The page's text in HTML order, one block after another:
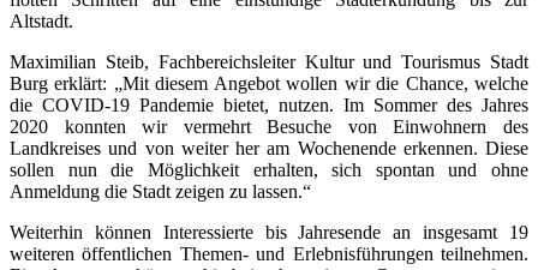
Altstadt.
Maximilian Steib, Fachbereichsleiter Kultur und Tourismus Stadt
Burg erklärt: „Mit diesem Angebot wollen wir die Chance, welche
die COVID-19 Pandemie bietet, nutzen. Im Sommer des Jahres
2020 konnten wir vermehrt Besuche von Einwohnern des
Landkreises und von weiter her am Wochenende erkennen. Diese
sollen nun die Möglichkeit erhalten, sich spontan und ohne
Anmeldung die Stadt zeigen zu lassen.“
Weiterhin können Interessierte bis Jahresende an insgesamt 19
weiteren öffentlichen Themen- und Erlebnisführungen teilnehmen.